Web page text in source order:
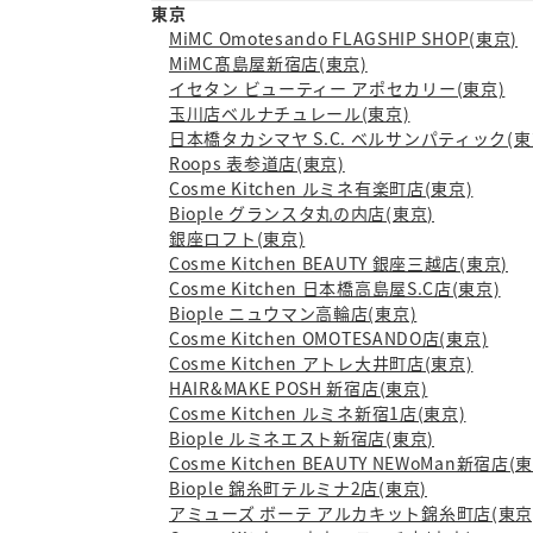
東京
MiMC Omotesando FLAGSHIP SHOP(東京)
MiMC髙島屋新宿店(東京)
イセタン ビューティー アポセカリー(東京)
玉川店ベルナチュレール(東京)
日本橋タカシマヤ S.C. ベルサンパティック(
Roops 表参道店(東京)
Cosme Kitchen ルミネ有楽町店(東京)
Biople グランスタ丸の内店(東京)
銀座ロフト(東京)
Cosme Kitchen BEAUTY 銀座三越店(東京)
Cosme Kitchen 日本橋高島屋S.C店(東京)
Biople ニュウマン高輪店(東京)
Cosme Kitchen OMOTESANDO店(東京)
Cosme Kitchen アトレ大井町店(東京)
HAIR&MAKE POSH 新宿店(東京)
Cosme Kitchen ルミネ新宿1店(東京)
Biople ルミネエスト新宿店(東京)
Cosme Kitchen BEAUTY NEWoMan新宿店(
Biople 錦糸町テルミナ2店(東京)
アミューズ ボーテ アルカキット錦糸町店(東